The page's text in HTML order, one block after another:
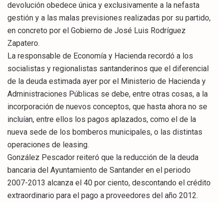
devolución obedece única y exclusivamente a la nefasta
gestión y a las malas previsiones realizadas por su partido,
en concreto por el Gobierno de José Luis Rodríguez
Zapatero.
La responsable de Economía y Hacienda recordó a los
socialistas y regionalistas santanderinos que el diferencial
de la deuda estimada ayer por el Ministerio de Hacienda y
Administraciones Públicas se debe, entre otras cosas, a la
incorporación de nuevos conceptos, que hasta ahora no se
incluían, entre ellos los pagos aplazados, como el de la
nueva sede de los bomberos municipales, o las distintas
operaciones de leasing.
González Pescador reiteró que la reducción de la deuda
bancaria del Ayuntamiento de Santander en el periodo
2007-2013 alcanza el 40 por ciento, descontando el crédito
extraordinario para el pago a proveedores del año 2012.